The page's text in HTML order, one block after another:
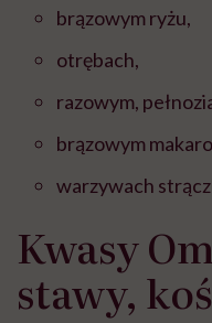
brązowym ryżu,
otrębach,
razowym,
brązowym
warzywach
Kwasy
stawy,